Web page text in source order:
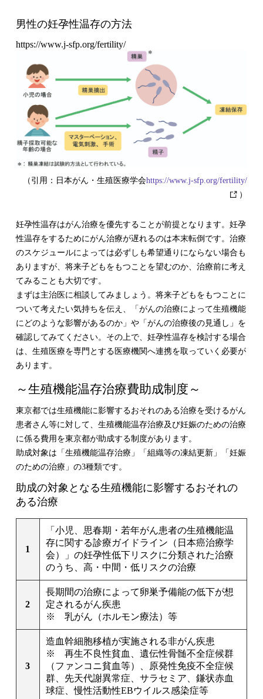
男性の妊孕性温存の方法
https://www.j-sfp.org/fertility/
（引用：日本がん・生殖医療学会https://www.j-sfp.org/fertility/
）
妊孕性温存はがん治療を優先することが前提となります。妊孕
性温存をするためにがん治療が遅れるのは本末転倒です。治療
のスケジュールによっては必ずしも希望通りにならない場合も
ありますが、将来子どもをもつことを望むのか、治療前に考え
てみることも大切です。
まずは主治医に相談してみましょう。将来子どもをもつことに
ついて考えたい気持ちを伝え、「がんの治療によって生殖機能
にどのような影響があるのか」や「がんの治療後の見通し」を
確認してみてください。その上で、妊孕性温存を検討する場合
は、生殖医療を専門とする医療機関へ連携を取っていく必要が
あります。
～生殖機能温存治療費助成制度～
東京都では生殖機能に影響するおそれのある治療を受けるがん
患者さん等に対して、生殖機能温存治療及び妊娠のための治療
に係る費用を東京都が助成する制度があります。
助成対象は「生殖機能温存治療」「組織等の凍結更新」「妊娠
のための治療」の3種類です。
助成の対象となる生殖機能に影響するおそれの
ある治療
1
「小児、思春期・若年がん患者の生殖機能温
存に関する診療ガイドライン（日本癌治療学
会）」の妊孕性低下リスクに分類された治療
のうち、高・中間・低リスクの治療
2
長期間の治療によって卵巣予備能の低下が想
定されるがん疾患
※ 乳がん（ホルモン療法）等
3
造血幹細胞移植が実施される非がん疾患
※ 再生不良性貧血、遺伝性骨髄不全症候群
（ファンコニ貧血等）、原発性免疫不全症候
群、先天代謝異常症、サラセミア、鎌状赤血
球症、慢性活動性EBウイルス感染症等